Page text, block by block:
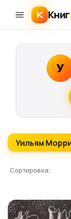
Книг
У
Уильям
Сортировка: